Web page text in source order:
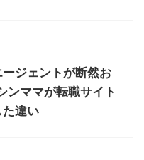
ジェントが断然お
ンママが転職サイト
た違い